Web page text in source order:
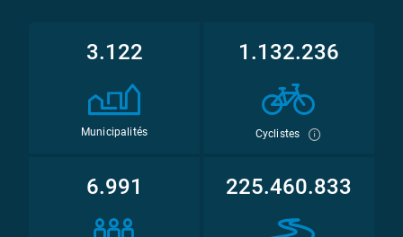
3.122
Municipalités
1.132.236
Cyclistes
6.991 225.460.833